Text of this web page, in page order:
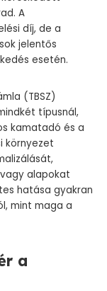
A
díj, de a
jelentős
esetén.
(TBSZ)
típusnál,
kamatadó és a
környezet
alapokat
hatása gyakran
mint maga a
a